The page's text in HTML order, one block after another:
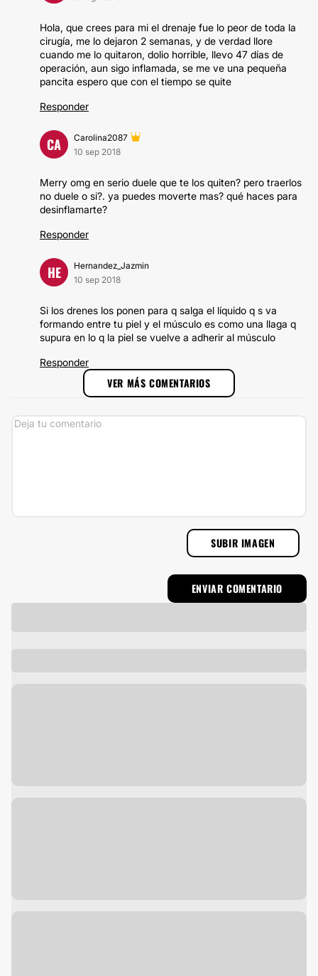
Hola, que crees para mi el drenaje fue lo peor de toda la
cirugía, me lo dejaron 2 semanas, y de verdad llore
cuando me lo quitaron, dolio horrible, llevo 47 días de
operación, aun sigo inflamada, se me ve una pequeña
pancita espero que con el tiempo se quite
Responder
CA
Carolina2087
10 sep 2018
Merry omg en serio duele que te los quiten? pero traerlos
no duele o si?. ya puedes moverte mas? qué haces para
desinflamarte?
Responder
HE
Hernandez_Jazmin
10 sep 2018
Si los drenes los ponen para q salga el líquido q s va
formando entre tu piel y el músculo es como una llaga q
supura en lo q la piel se vuelve a adherir al músculo
Responder
VER MÁS COMENTARIOS
SUBIR IMAGEN